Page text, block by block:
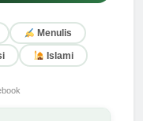
Menulis
Islami